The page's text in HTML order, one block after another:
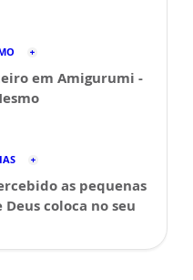
em Amigurumi -
as pequenas
coloca no seu